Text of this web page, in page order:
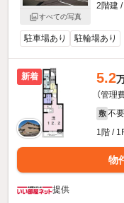
すべての写真
2階建
駐車場あり 駐輪場あり
新着 5.2
（管理
敷 不要
1階 /
物
提供